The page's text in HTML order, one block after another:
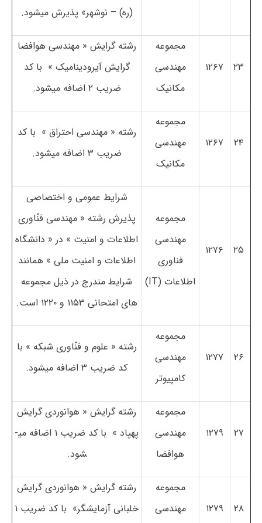
(ره) – نوشهر» پذیرش می­شود.
۱۲۶۷
مجموعه
مهندسی
مکانیک
رشته ­گرایش « مهندسی هوافضا
گرایش آیرودینامیک » با کد
ضریب ۲ اضافه می­شود.
۱۲۶۷
مجموعه
مهندسی
مکانیک
رشته « مهندسی احتراق » با کد
ضریب ۳ اضافه می­شود.
۱۲۷۶
مجموعه
مهندسی
فناوری
اطلاعات (IT
)
شرایط عمومی و اختصاصی
پذیرش رشته « مهندسی فنّاوری
اطلاعات و امنیت » در « دانشگاه
اطلاعات و امنیت ملی » همانند
شرایط مندرج در ذیل مجموعه
های امتحانی ۱۱۵۳ و ۱۲۲۰ است.
۱۲۷۷
مجموعه
مهندسی
کامپیوتر
رشته « علوم و فنّاوری شبکه » با
کد ضریب ۳ اضافه می­شود.
۱۲۷۹
مجموعه
مهندسی
هوافضا
رشته­ گرایش « هوانوردی گرایش
پهپاد » با کد ضریب ۱ اضافه می­
شود.
۲۸ ۱۲۷۹
مجموعه
مهندسی
رشته ­گرایش « هوانوردی گرایش
خلبانی آزمایشگر» با کد ضریب ۱